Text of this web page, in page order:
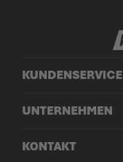
KUNDENSERVICE
UNTERNEHMEN
KONTAKT